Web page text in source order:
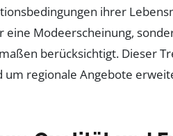
ihrer
Modeerscheinung,
berücksichtigt. Dieser
regionale Angebote